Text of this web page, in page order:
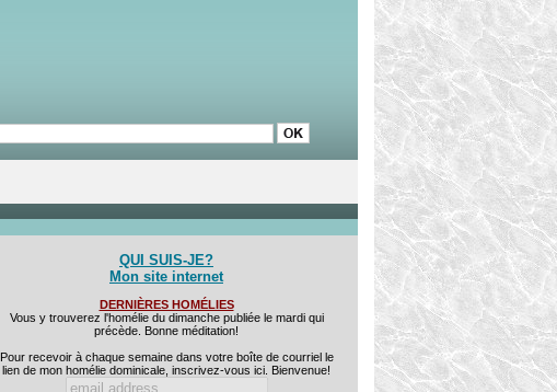
QUI SUIS-JE?
Mon site internet
DERNIÈRES HOMÉLIES
Vous y trouverez l'homélie du dimanche publiée le mardi qui
précède. Bonne méditation!
Pour recevoir à chaque semaine dans votre boîte de courriel le
lien de mon homélie dominicale, inscrivez-vous ici. Bienvenue!